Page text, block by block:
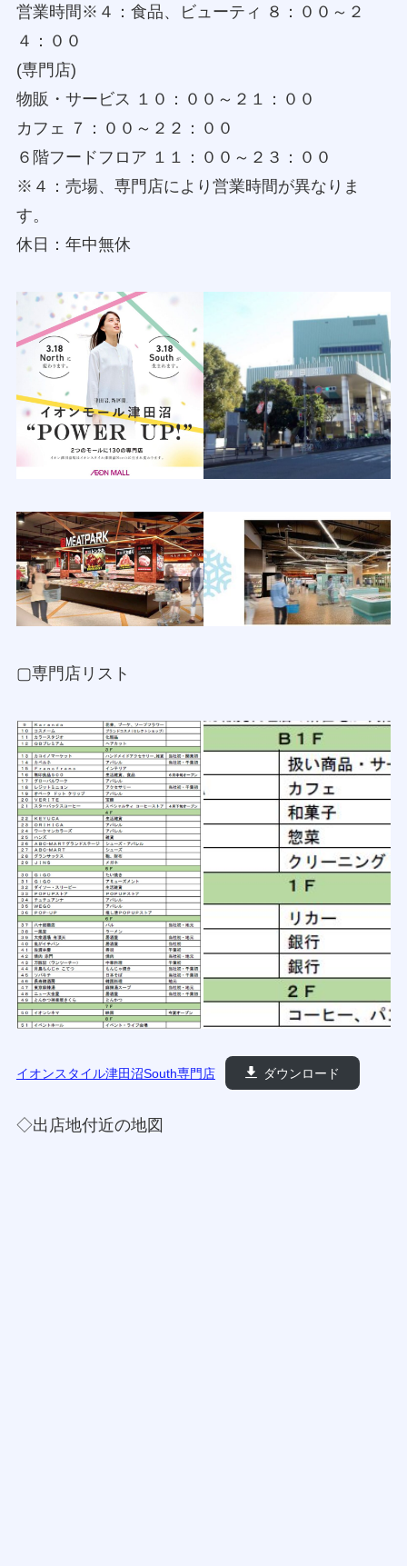
営業時間※４：食品、ビューティ ８：００～２
４：００
(専門店)
物販・サービス １０：００～２１：００
カフェ ７：００～２２：００
６階フードフロア １１：００～２３：００
※４：売場、専門店により営業時間が異なりま
す。
休日：年中無休
▢専門店リスト
イオンスタイル津田沼South専門店 ダウンロード
◇出店地付近の地図